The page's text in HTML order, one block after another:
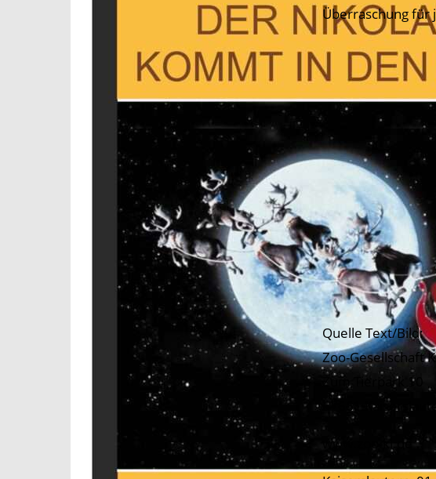
Überraschung für
Quelle Text/Bild:
Zoo-Gesellschaft
Zum Tierpark 10
67661
www.zoo-kl.de